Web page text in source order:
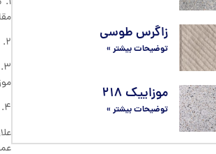
زاگرس طوسی
توضیحات بیشتر »
موزاییک ۲۱۸
توضیحات بیشتر »
۲. رنگ و طرح: موزاییک‌ها در طرح‌ها و رنگ‌های متنوعی موجود هستند. انتخاب رنگ و طرح باید با طراحی کلی ویلا و فضای حیاط هماهنگ باشد.
۴. دوام و مقاومت: موزاییک‌هایی که برای محوطه‌سازی استفاده می‌شوند باید در برابر شرایط آب و هوایی مختلف، ضربه و فشار مقاوم باشند.